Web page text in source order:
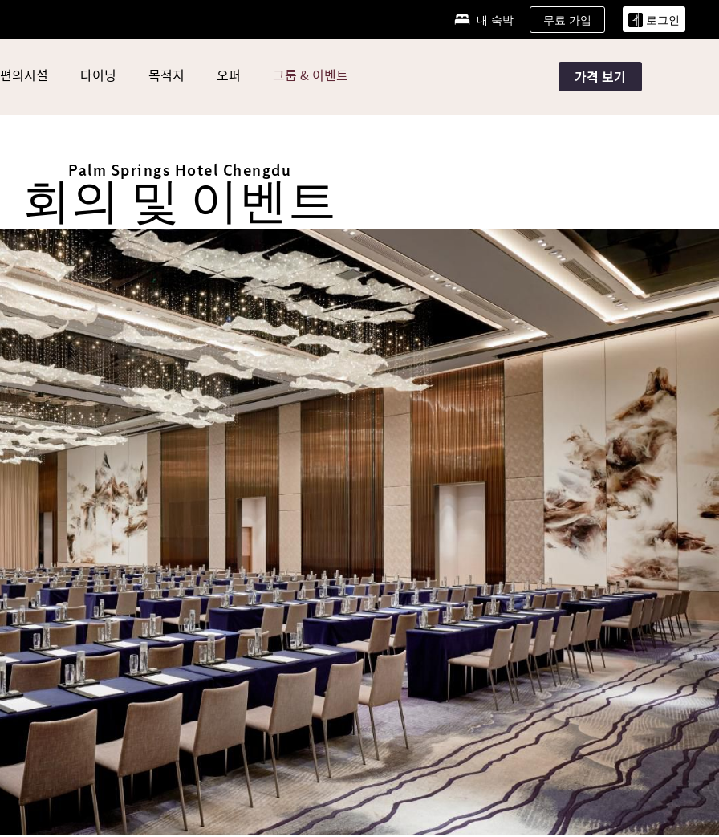
내 숙박 무료 가입 로그인
편의시설 다이닝 목적지 오퍼 그룹 & 이벤트 가격 보기
Palm Springs Hotel Chengdu
회의 및 이벤트